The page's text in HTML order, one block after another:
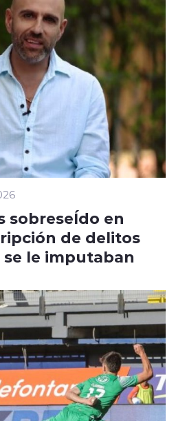
sobreseÍdo en
de delitos
le imputaban